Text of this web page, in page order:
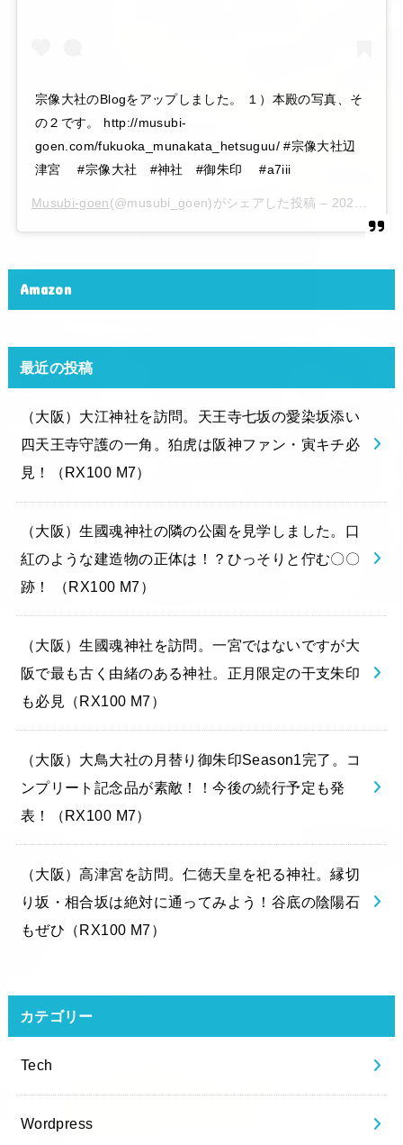
宗像大社のBlogをアップしました。 １）本殿の写真、そ
の２です。 http://musubi-
goen.com/fukuoka_munakata_hetsuguu/ #宗像大社辺
津宮 #宗像大社 #神社 #御朱印 #a7iii
Musubi-goen(@musubi_goen)がシェアした投稿 – 2020年 6月月6日午後10時15分PDT
Amazon
最近の投稿
（大阪）大江神社を訪問。天王寺七坂の愛染坂添い
四天王寺守護の一角。狛虎は阪神ファン・寅キチ必
見！（RX100 M7）
（大阪）生國魂神社の隣の公園を見学しました。口
紅のような建造物の正体は！？ひっそりと佇む〇〇
跡！ （RX100 M7）
（大阪）生國魂神社を訪問。一宮ではないですが大
阪で最も古く由緒のある神社。正月限定の干支朱印
も必見（RX100 M7）
（大阪）大鳥大社の月替り御朱印Season1完了。コ
ンプリート記念品が素敵！！今後の続行予定も発
表！（RX100 M7）
（大阪）高津宮を訪問。仁徳天皇を祀る神社。縁切
り坂・相合坂は絶対に通ってみよう！谷底の陰陽石
もぜひ（RX100 M7）
カテゴリー
Tech
Wordpress